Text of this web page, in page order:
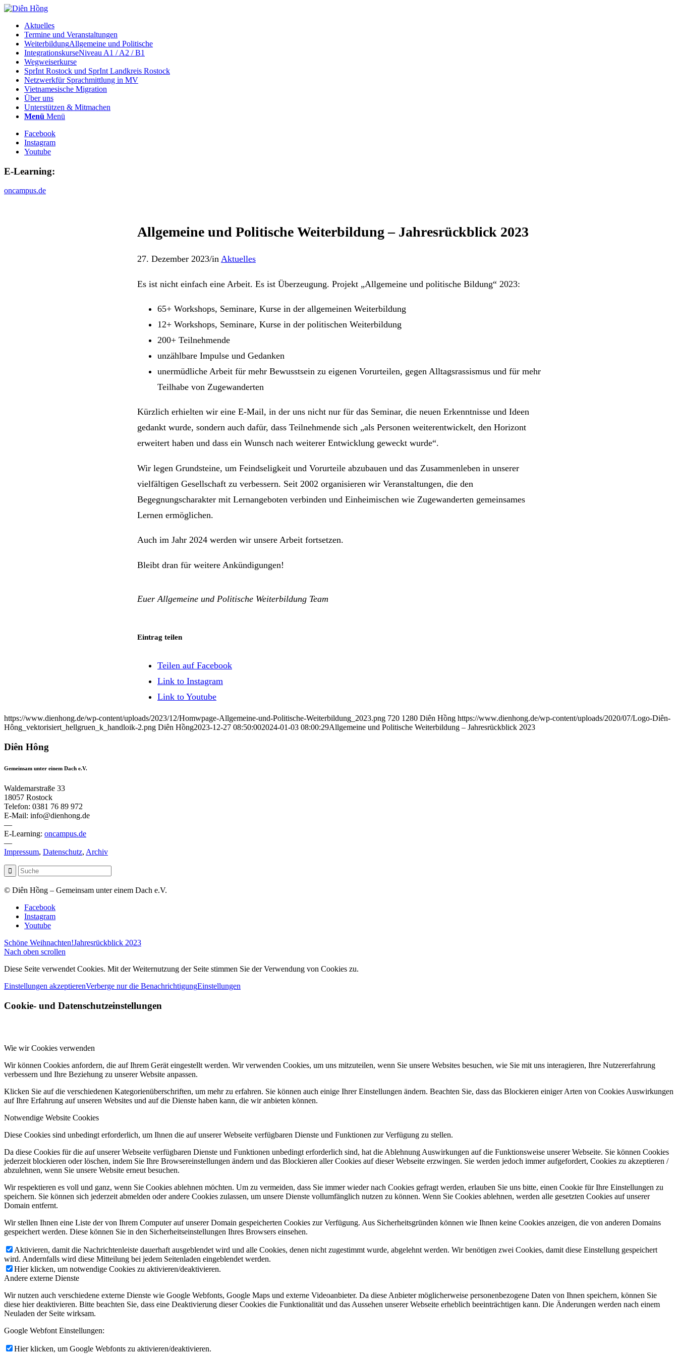
Aktuelles
Termine und Veranstaltungen
WeiterbildungAllgemeine und Politische
IntegrationskurseNiveau A1 / A2 / B1
Wegweiserkurse
SprInt Rostock und SprInt Landkreis Rostock
Netzwerkfür Sprachmittlung in MV
Vietnamesische Migration
Über uns
Unterstützen & Mitmachen
Menü Menü
Facebook
Instagram
Youtube
E-Learning:
oncampus.de
Allgemeine und Politische Weiterbildung – Jahresrückblick 2023
27. Dezember 2023/in Aktuelles
Es ist nicht einfach eine Arbeit. Es ist Überzeugung. Projekt „Allgemeine und politische Bildung“ 2023:
65+ Workshops, Seminare, Kurse in der allgemeinen Weiterbildung
12+ Workshops, Seminare, Kurse in der politischen Weiterbildung
200+ Teilnehmende
unzählbare Impulse und Gedanken
unermüdliche Arbeit für mehr Bewusstsein zu eigenen Vorurteilen, gegen Alltagsrassismus und für mehr
Teilhabe von Zugewanderten
Kürzlich erhielten wir eine E-Mail, in der uns nicht nur für das Seminar, die neuen Erkenntnisse und Ideen
gedankt wurde, sondern auch dafür, dass Teilnehmende sich „als Personen weiterentwickelt, den Horizont
erweitert haben und dass ein Wunsch nach weiterer Entwicklung geweckt wurde“.
Wir legen Grundsteine, um Feindseligkeit und Vorurteile abzubauen und das Zusammenleben in unserer
vielfältigen Gesellschaft zu verbessern. Seit 2002 organisieren wir Veranstaltungen, die den
Begegnungscharakter mit Lernangeboten verbinden und Einheimischen wie Zugewanderten gemeinsames
Lernen ermöglichen.
Auch im Jahr 2024 werden wir unsere Arbeit fortsetzen.
Bleibt dran für weitere Ankündigungen!
Euer Allgemeine und Politische Weiterbildung Team
Eintrag teilen
Teilen auf Facebook
Link to Instagram
Link to Youtube
https://www.dienhong.de/wp-content/uploads/2023/12/Homwpage-Allgemeine-und-Politische-Weiterbildung_2023.png 720 1280 Diên Hồng https://www.dienhong.de/wp-content/uploads/2020/07/Logo-Diên-
Hông_vektorisiert_hellgruen_k_handloik-2.png Diên Hồng2023-12-27 08:50:002024-01-03 08:00:29Allgemeine und Politische Weiterbildung – Jahresrückblick 2023
Diên Hông
Gemeinsam unter einem Dach e.V.
Waldemarstraße 33
18057 Rostock
Telefon: 0381 76 89 972
E-Mail: info@dienhong.de
—
E-Learning: oncampus.de
—
Impressum, Datenschutz, Archiv
© Diên Hồng – Gemeinsam unter einem Dach e.V.
Facebook
Instagram
Youtube
Schöne Weihnachten!Jahresrückblick 2023
Nach oben scrollen
Diese Seite verwendet Cookies. Mit der Weiternutzung der Seite stimmen Sie der Verwendung von Cookies zu.
Einstellungen akzeptierenVerberge nur die BenachrichtigungEinstellungen
Cookie- und Datenschutzeinstellungen
Wie wir Cookies verwenden
Wir können Cookies anfordern, die auf Ihrem Gerät eingestellt werden. Wir verwenden Cookies, um uns mitzuteilen, wenn Sie unsere Websites besuchen, wie Sie mit uns interagieren, Ihre Nutzererfahrung
verbessern und Ihre Beziehung zu unserer Website anpassen.
Klicken Sie auf die verschiedenen Kategorienüberschriften, um mehr zu erfahren. Sie können auch einige Ihrer Einstellungen ändern. Beachten Sie, dass das Blockieren einiger Arten von Cookies Auswirkungen
auf Ihre Erfahrung auf unseren Websites und auf die Dienste haben kann, die wir anbieten können.
Notwendige Website Cookies
Diese Cookies sind unbedingt erforderlich, um Ihnen die auf unserer Webseite verfügbaren Dienste und Funktionen zur Verfügung zu stellen.
Da diese Cookies für die auf unserer Webseite verfügbaren Dienste und Funktionen unbedingt erforderlich sind, hat die Ablehnung Auswirkungen auf die Funktionsweise unserer Webseite. Sie können Cookies
jederzeit blockieren oder löschen, indem Sie Ihre Browsereinstellungen ändern und das Blockieren aller Cookies auf dieser Webseite erzwingen. Sie werden jedoch immer aufgefordert, Cookies zu akzeptieren /
abzulehnen, wenn Sie unsere Website erneut besuchen.
Wir respektieren es voll und ganz, wenn Sie Cookies ablehnen möchten. Um zu vermeiden, dass Sie immer wieder nach Cookies gefragt werden, erlauben Sie uns bitte, einen Cookie für Ihre Einstellungen zu
speichern. Sie können sich jederzeit abmelden oder andere Cookies zulassen, um unsere Dienste vollumfänglich nutzen zu können. Wenn Sie Cookies ablehnen, werden alle gesetzten Cookies auf unserer
Domain entfernt.
Wir stellen Ihnen eine Liste der von Ihrem Computer auf unserer Domain gespeicherten Cookies zur Verfügung. Aus Sicherheitsgründen können wie Ihnen keine Cookies anzeigen, die von anderen Domains
gespeichert werden. Diese können Sie in den Sicherheitseinstellungen Ihres Browsers einsehen.
Aktivieren, damit die Nachrichtenleiste dauerhaft ausgeblendet wird und alle Cookies, denen nicht zugestimmt wurde, abgelehnt werden. Wir benötigen zwei Cookies, damit diese Einstellung gespeichert
wird. Andernfalls wird diese Mitteilung bei jedem Seitenladen eingeblendet werden.
Hier klicken, um notwendige Cookies zu aktivieren/deaktivieren.
Andere externe Dienste
Wir nutzen auch verschiedene externe Dienste wie Google Webfonts, Google Maps und externe Videoanbieter. Da diese Anbieter möglicherweise personenbezogene Daten von Ihnen speichern, können Sie
diese hier deaktivieren. Bitte beachten Sie, dass eine Deaktivierung dieser Cookies die Funktionalität und das Aussehen unserer Webseite erheblich beeinträchtigen kann. Die Änderungen werden nach einem
Neuladen der Seite wirksam.
Google Webfont Einstellungen:
Hier klicken, um Google Webfonts zu aktivieren/deaktivieren.